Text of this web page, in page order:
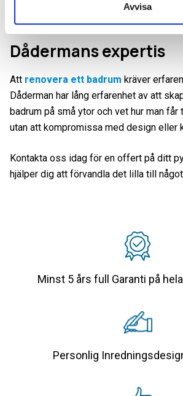
Avvisa
Dådermans expertis
Att renovera ett badrum kräver
Dåderman har lång erfarenhet av att
badrum på små ytor och vet hur man
utan att kompromissa med design eller
Kontakta oss idag för en offert på ditt
hjälper dig att förvandla det lilla till
Minst 5 års full Garanti på
Personlig